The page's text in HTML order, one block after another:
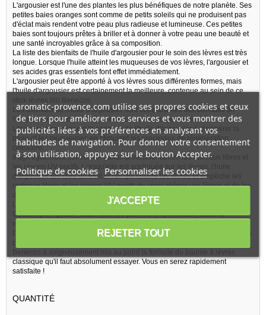
L'argousier est l'une des plantes les plus bénéfiques de notre planète. Ses
petites baies oranges sont comme de petits soleils qui ne produisent pas
d'éclat mais rendent votre peau plus radieuse et lumineuse. Ces petites
baies sont toujours prêtes à briller et à donner à votre peau une beauté et
une santé incroyables grâce à sa composition.
La liste des bienfaits de l'huile d'argousier pour le soin des lèvres est très
longue. Lorsque l'huile atteint les muqueuses de vos lèvres, l'argousier et
ses acides gras essentiels font effet immédiatement.
L'argousier peut être apporté à vos lèvres sous différentes formes, mais
l'huile d'argousier est certainement la meilleure, contenue au sein de ce
stick lèvres bio Benecos.
Les bienfaits de l'huile d'argousier sont comparables aux bienfaits de
l'application des baies fraîches et sont même supérieurs.
L'avantage premier est la capacité de l'huile d'argousier à régénérer la
peau et les muqueuses en stimulant les processus de régénération
cellulaire.
Il agit également comme un parfait protecteur contre les radicaux libres et
les rayons UV nocifs. Lorsqu'elle est appliquée sur les lèvres, l'huile
d'argousier bio crée un effet écran qui couvre les lèvres et empêche les
radicaux libres et les rayons UV nocifs de venir abîmer vos lèvres et de les
L'huile d'argousier bio est également un hydratant parfait pour les lèvres.
Goutte après goutte, cette huile bio pénètre en profondeur dans la
Des effets adoucissants, toniques et nourrissants sont également apportés
par l'huile d'argousier riche en acides gras essentiels omega 7.
Benecos a soigneusement mis au point la formule du baume à lèvres
classique qu'il faut absolument essayer. Vous en serez rapidement
satisfaite !
QUANTITÉ
aromatic-provence.com utilise ses propres cookies et ceux
de tiers pour améliorer nos services et vous montrer des
publicités liées à vos préférences en analysant vos
habitudes de navigation. Pour donner votre consentement
à son utilisation, appuyez sur le bouton Accepter.
Politique de cookies Personnaliser les cookies
REJETER TOUT
J'ACCEPTE